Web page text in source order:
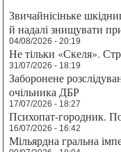
Звичайнісіньке
й надалі знищувати
04/08/2026 - 20:19
Не тільки «Скеля».
31/07/2026 - 18:19
Заборонене
очільника ДБР
17/07/2026 - 18:27
Психопат-городник.
16/07/2026 - 16:42
Мільярдна гральна